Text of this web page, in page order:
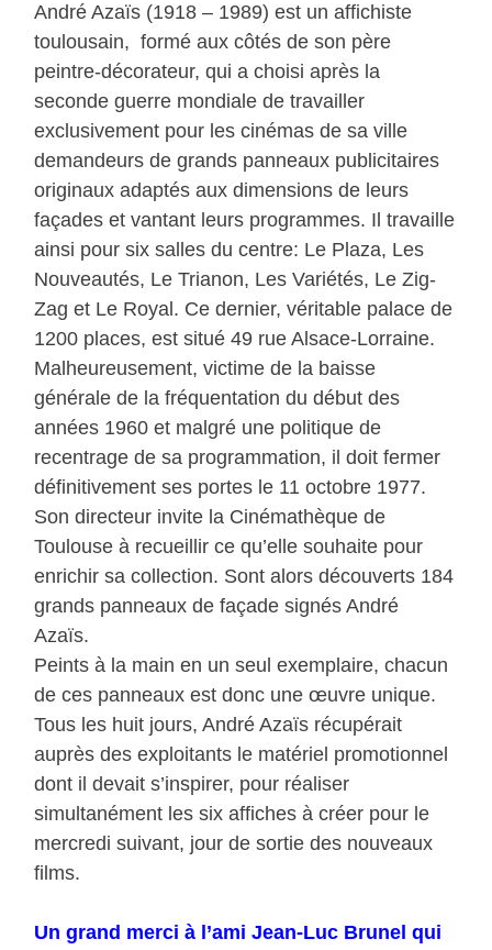
André Azaïs (1918 – 1989) est un affichiste
toulousain, formé aux côtés de son père
peintre-décorateur, qui a choisi après la
seconde guerre mondiale de travailler
exclusivement pour les cinémas de sa ville
demandeurs de grands panneaux publicitaires
originaux adaptés aux dimensions de leurs
façades et vantant leurs programmes. Il travaille
ainsi pour six salles du centre: Le Plaza, Les
Nouveautés, Le Trianon, Les Variétés, Le Zig-
Zag et Le Royal. Ce dernier, véritable palace de
1200 places, est situé 49 rue Alsace-Lorraine.
Malheureusement, victime de la baisse
générale de la fréquentation du début des
années 1960 et malgré une politique de
recentrage de sa programmation, il doit fermer
définitivement ses portes le 11 octobre 1977.
Son directeur invite la Cinémathèque de
Toulouse à recueillir ce qu’elle souhaite pour
enrichir sa collection. Sont alors découverts 184
grands panneaux de façade signés André
Azaïs.
Peints à la main en un seul exemplaire, chacun
de ces panneaux est donc une œuvre unique.
Tous les huit jours, André Azaïs récupérait
auprès des exploitants le matériel promotionnel
dont il devait s’inspirer, pour réaliser
simultanément les six affiches à créer pour le
mercredi suivant, jour de sortie des nouveaux
films.
Un grand merci à l’ami Jean-Luc Brunel qui